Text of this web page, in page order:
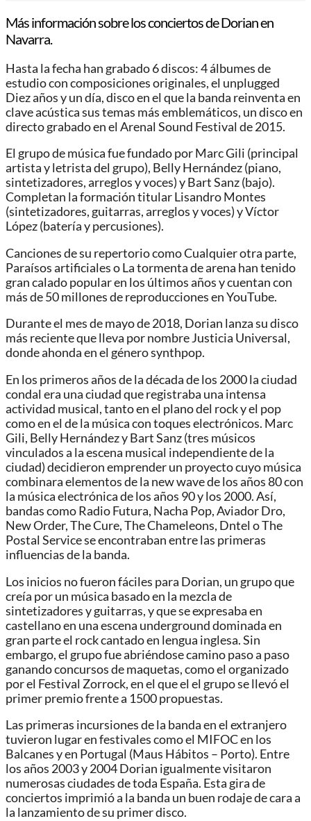
Más información sobre los conciertos de Dorian en
Navarra.
Hasta la fecha han grabado 6 discos: 4 álbumes de
estudio con composiciones originales, el unplugged
Diez años y un día, disco en el que la banda reinventa en
clave acústica sus temas más emblemáticos, un disco en
directo grabado en el Arenal Sound Festival de 2015.
El grupo de música fue fundado por Marc Gili (principal
artista y letrista del grupo), Belly Hernández (piano,
sintetizadores, arreglos y voces) y Bart Sanz (bajo).
Completan la formación titular Lisandro Montes
(sintetizadores, guitarras, arreglos y voces) y Víctor
López (batería y percusiones).
Canciones de su repertorio como Cualquier otra parte,
Paraísos artificiales o La tormenta de arena han tenido
gran calado popular en los últimos años y cuentan con
más de 50 millones de reproducciones en YouTube.
Durante el mes de mayo de 2018, Dorian lanza su disco
más reciente que lleva por nombre Justicia Universal,
donde ahonda en el género synthpop.
En los primeros años de la década de los 2000 la ciudad
condal era una ciudad que registraba una intensa
actividad musical, tanto en el plano del rock y el pop
como en el de la música con toques electrónicos. Marc
Gili, Belly Hernández y Bart Sanz (tres músicos
vinculados a la escena musical independiente de la
ciudad) decidieron emprender un proyecto cuyo música
combinara elementos de la new wave de los años 80 con
la música electrónica de los años 90 y los 2000. Así,
bandas como Radio Futura, Nacha Pop, Aviador Dro,
New Order, The Cure, The Chameleons, Dntel o The
Postal Service se encontraban entre las primeras
influencias de la banda.
Los inicios no fueron fáciles para Dorian, un grupo que
creía por un música basado en la mezcla de
sintetizadores y guitarras, y que se expresaba en
castellano en una escena underground dominada en
gran parte el rock cantado en lengua inglesa. Sin
embargo, el grupo fue abriéndose camino paso a paso
ganando concursos de maquetas, como el organizado
por el Festival Zorrock, en el que el el grupo se llevó el
primer premio frente a 1500 propuestas.
Las primeras incursiones de la banda en el extranjero
tuvieron lugar en festivales como el MIFOC en los
Balcanes y en Portugal (Maus Hábitos – Porto). Entre
los años 2003 y 2004 Dorian igualmente visitaron
numerosas ciudades de toda España. Esta gira de
conciertos imprimió a la banda un buen rodaje de cara a
la lanzamiento de su primer disco.